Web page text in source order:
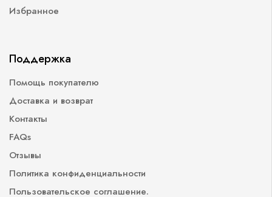
Избранное
Поддержка
Помощь покупателю
Доставка и возврат
Контакты
FAQs
Отзывы
Политика конфиденциальности
Пользовательское соглашение.